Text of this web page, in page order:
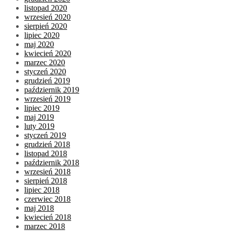
listopad 2020
wrzesień 2020
sierpień 2020
lipiec 2020
maj 2020
kwiecień 2020
marzec 2020
styczeń 2020
grudzień 2019
październik 2019
wrzesień 2019
lipiec 2019
maj 2019
luty 2019
styczeń 2019
grudzień 2018
listopad 2018
październik 2018
wrzesień 2018
sierpień 2018
lipiec 2018
czerwiec 2018
maj 2018
kwiecień 2018
marzec 2018